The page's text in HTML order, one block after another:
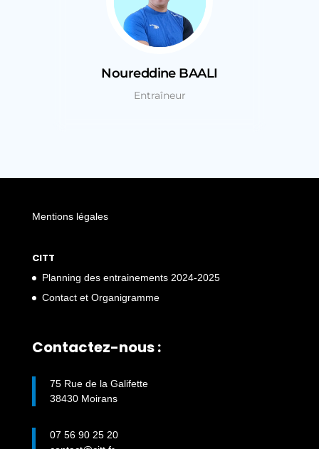
Noureddine BAALI
Entraîneur
Mentions légales
CITT
Planning des entrainements 2024-2025
Contact et Organigramme
Contactez-nous :
75 Rue de la Galifette
38430 Moirans
07 56 90 25 20